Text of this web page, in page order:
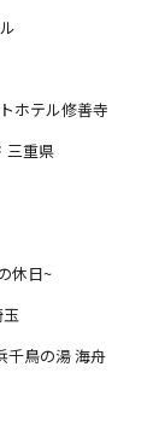
ホテル修善寺
三重県
休日~
千鳥の湯 海舟